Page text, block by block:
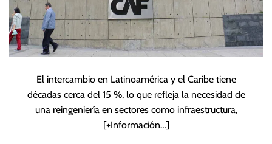
El intercambio en Latinoamérica y el Caribe tiene
décadas cerca del 15 %, lo que refleja la necesidad de
una reingeniería en sectores como infraestructura,
[+Información…]